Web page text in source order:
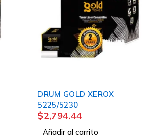
DRUM GOLD XEROX
5225/5230
$2,794.44
Añadir al carrito